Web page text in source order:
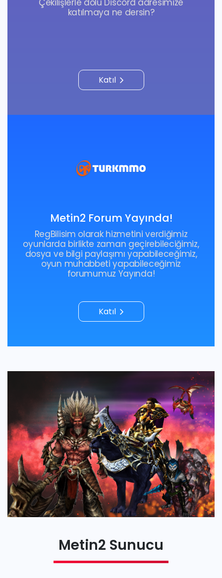
katılmaya ne dersin?
Katıl
Metin2 Forum Yayında!
RegBilisim olarak hizmetini verdiğimiz
oyunlarda birlikte zaman geçirebileciğimiz,
dosya ve bilgi paylaşımı yapabileceğimiz,
oyun muhabbeti yapabileceğimiz
forumumuz Yayında!
Katıl
Metin2 Sunucu